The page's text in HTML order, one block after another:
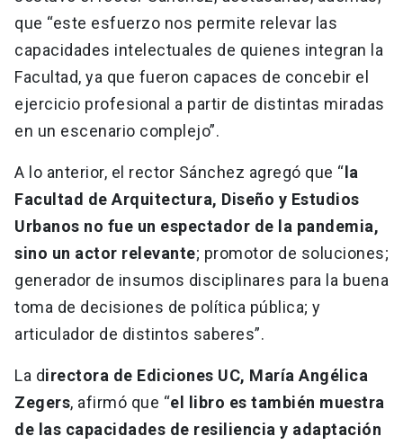
que “este esfuerzo nos permite relevar las
capacidades intelectuales de quienes integran la
Facultad, ya que fueron capaces de concebir el
ejercicio profesional a partir de distintas miradas
en un escenario complejo”.
A lo anterior, el rector Sánchez agregó que “la
Facultad de Arquitectura, Diseño y Estudios
Urbanos no fue un espectador de la pandemia,
sino un actor relevante; promotor de soluciones;
generador de insumos disciplinares para la buena
toma de decisiones de política pública; y
articulador de distintos saberes”.
La directora de Ediciones UC, María Angélica
Zegers, afirmó que “el libro es también muestra
de las capacidades de resiliencia y adaptación